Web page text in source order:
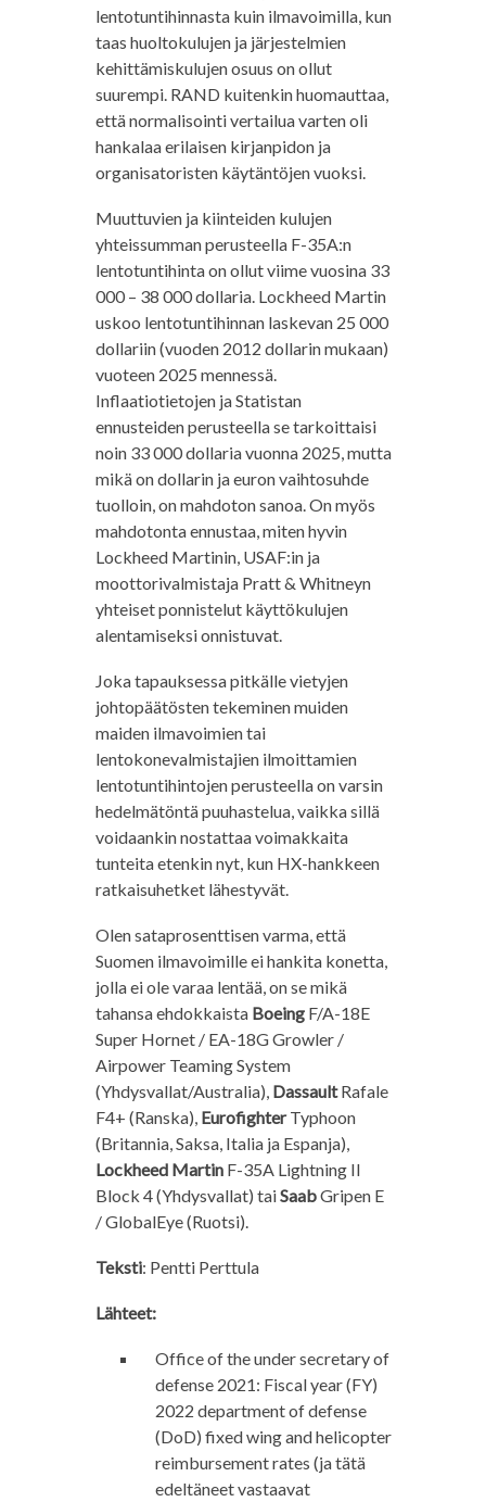
lentotuntihinnasta kuin ilmavoimilla, kun
taas huoltokulujen ja järjestelmien
kehittämiskulujen osuus on ollut
suurempi. RAND kuitenkin huomauttaa,
että normalisointi vertailua varten oli
hankalaa erilaisen kirjanpidon ja
organisatoristen käytäntöjen vuoksi.
Muuttuvien ja kiinteiden kulujen
yhteissumman perusteella F-35A:n
lentotuntihinta on ollut viime vuosina 33
000 – 38 000 dollaria. Lockheed Martin
uskoo lentotuntihinnan laskevan 25 000
dollariin (vuoden 2012 dollarin mukaan)
vuoteen 2025 mennessä.
Inflaatiotietojen ja Statistan
ennusteiden perusteella se tarkoittaisi
noin 33 000 dollaria vuonna 2025, mutta
mikä on dollarin ja euron vaihtosuhde
tuolloin, on mahdoton sanoa. On myös
mahdotonta ennustaa, miten hyvin
Lockheed Martinin, USAF:in ja
moottorivalmistaja Pratt & Whitneyn
yhteiset ponnistelut käyttökulujen
alentamiseksi onnistuvat.
Joka tapauksessa pitkälle vietyjen
johtopäätösten tekeminen muiden
maiden ilmavoimien tai
lentokonevalmistajien ilmoittamien
lentotuntihintojen perusteella on varsin
hedelmätöntä puuhastelua, vaikka sillä
voidaankin nostattaa voimakkaita
tunteita etenkin nyt, kun HX-hankkeen
ratkaisuhetket lähestyvät.
Olen sataprosenttisen varma, että
Suomen ilmavoimille ei hankita konetta,
jolla ei ole varaa lentää, on se mikä
tahansa ehdokkaista BoeingF/A-18E
Super Hornet / EA-18G Growler /
Airpower Teaming System
(Yhdysvallat/Australia), DassaultRafale
F4+ (Ranska), EurofighterTyphoon
(Britannia, Saksa, Italia ja Espanja),
Lockheed MartinF-35A Lightning II
Block 4 (Yhdysvallat) taiSaabGripen E
/ GlobalEye (Ruotsi).
Teksti: Pentti Perttula
Lähteet:
Office of the under secretary of
defense 2021: Fiscal year (FY)
2022 department of defense
(DoD) fixed wing and helicopter
reimbursement rates (ja tätä
edeltäneet vastaavat